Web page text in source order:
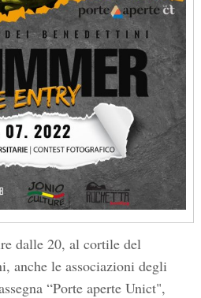
dalle 20, al cortile del
anche le associazioni degli
“Porte aperte Unict",